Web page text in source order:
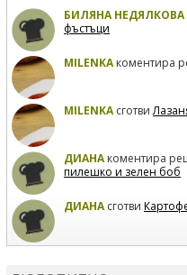
БИЛЯНА НЕДЯЛКОВА
фъстъци
MILENKAкоментира
MILENKAсготви
ДИАНАкоментира
пилешко и зелен боб
ДИАНАсготви